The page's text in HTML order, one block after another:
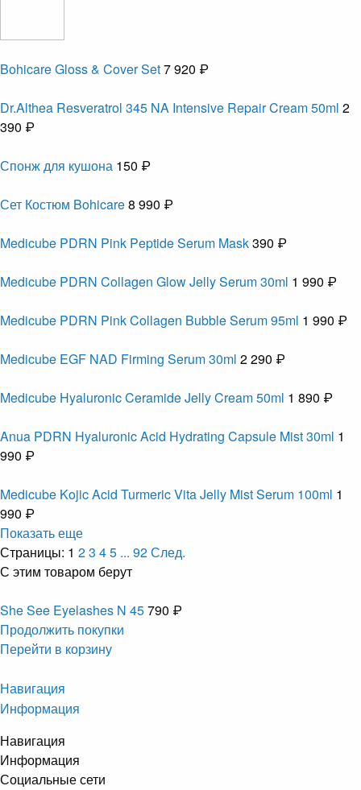
Bohicare Gloss & Cover Set7 920 ₽
Dr.Althea Resveratrol 345 NA Intensive Repair Cream 50ml 2
390 ₽
Спонж для кушона 150 ₽
Сет Костюм Bohicare8 990 ₽
Medicube PDRN Pink Peptide Serum Mask390 ₽
Medicube PDRN Collagen Glow Jelly Serum 30ml 1 990 ₽
Medicube PDRN Pink Collagen Bubble Serum 95ml 1 990 ₽
Medicube EGF NAD Firming Serum 30ml 2 290 ₽
Medicube Hyaluronic Ceramide Jelly Cream 50ml 1 890 ₽
Anua PDRN Hyaluronic Acid Hydrating Capsule Mist 30ml 1
990 ₽
Medicube Kojic Acid Turmeric Vita Jelly Mist Serum 100ml 1
990 ₽
Показать еще
Страницы: 1 23 45 ... 92След.
С этим товаром берут
She See Eyelashes N 45790 ₽
Продолжить покупки
Перейти в корзину
Навигация
Информация
Навигация
Информация
Социальные сети